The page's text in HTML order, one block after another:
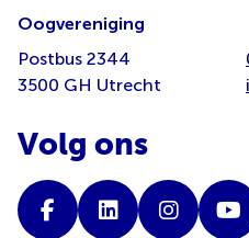
Oogvereniging
Postbus 2344
3500 GH Utrecht
Volg ons